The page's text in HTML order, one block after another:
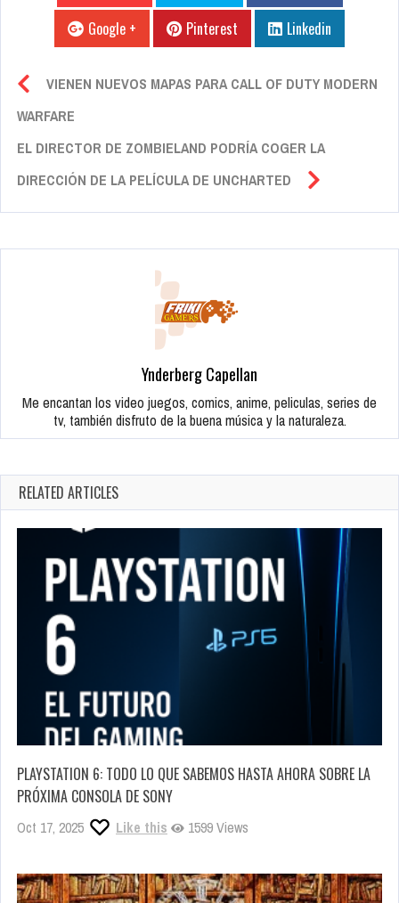
Google +
Pinterest Linkedin
VIENEN NUEVOS MAPAS PARA CALL OF DUTY MODERN
WARFARE
EL DIRECTOR DE ZOMBIELAND PODRÍA COGER LA
DIRECCIÓN DE LA PELÍCULA DE UNCHARTED
Ynderberg Capellan
Me encantan los video juegos, comics, anime, peliculas, series de
tv, también disfruto de la buena música y la naturaleza.
RELATED ARTICLES
PLAYSTATION 6: TODO LO QUE SABEMOS HASTA AHORA SOBRE LA
PRÓXIMA CONSOLA DE SONY
Oct 17, 2025 Like this 1599 Views